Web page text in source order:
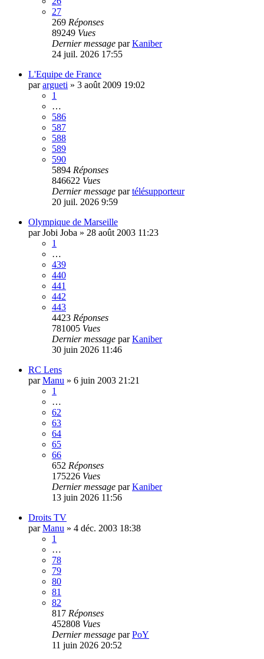
27
269 Réponses
89249 Vues
Dernier message parKaniber
24 juil. 2026 17:55
L'Equipe de France
parargueti » 3 août 2009 19:02
1
…
586
587
588
589
590
5894 Réponses
846622 Vues
Dernier message partélésupporteur
20 juil. 2026 9:59
Olympique de Marseille
parJobi Joba » 28 août 2003 11:23
1
…
439
440
441
442
443
4423 Réponses
781005 Vues
Dernier message parKaniber
30 juin 2026 11:46
RC Lens
parManu » 6 juin 2003 21:21
1
…
62
63
64
65
66
652 Réponses
175226 Vues
Dernier message parKaniber
13 juin 2026 11:56
Droits TV
parManu » 4 déc. 2003 18:38
1
…
78
79
80
81
82
817 Réponses
452808 Vues
Dernier message parPoY
11 juin 2026 20:52